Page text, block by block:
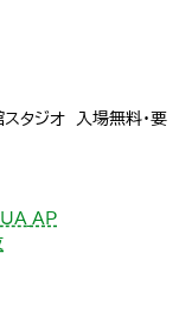
タジオ 入場無料・要